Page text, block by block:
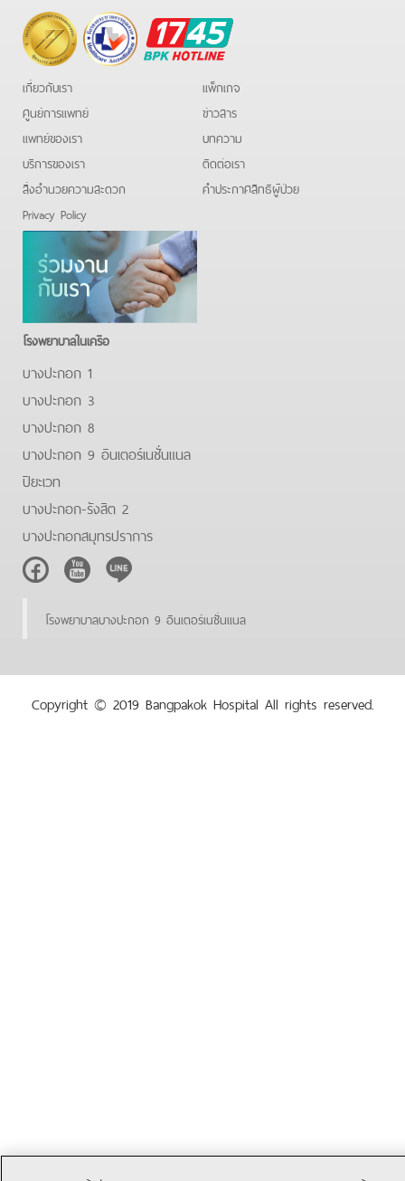
BPK
Hotline
เกี่ยวกับเรา
ศูนย์การแพทย์
แพทย์ของเรา
บริการของเรา
สิ่งอำนวยความสะดวก
Privacy Policy
แพ็กเกจ
ข่าวสาร
บทความ
ติดต่อเรา
คําประกาศสิทธิผู้ป่วย
โรงพยาบาลในเครือ
บางปะกอก 1
บางปะกอก 3
บางปะกอก 8
บางปะกอก 9 อินเตอร์เนชั่นแนล
ปิยะเวท
บางปะกอก-รังสิต 2
บางปะกอกสมุทรปราการ
FacebookYoutubeLine
โรงพยาบาลบางปะกอก 9 อินเตอร์เนชั่นแนล
Copyright © 2019 Bangpakok Hospital All rights reserved.